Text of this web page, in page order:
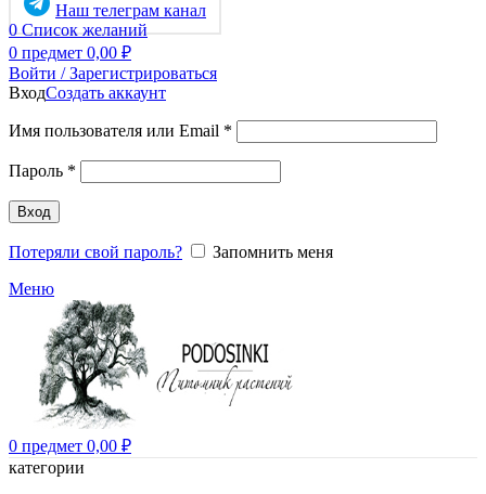
Наш телеграм канал
0 Список желаний
0 предмет 0,00 ₽
Войти / Зарегистрироваться
ВходСоздать аккаунт
Имя пользователя или Email *
Пароль *
Вход
Потеряли свой пароль?
Запомнить меня
Меню
0 предмет 0,00 ₽
категории